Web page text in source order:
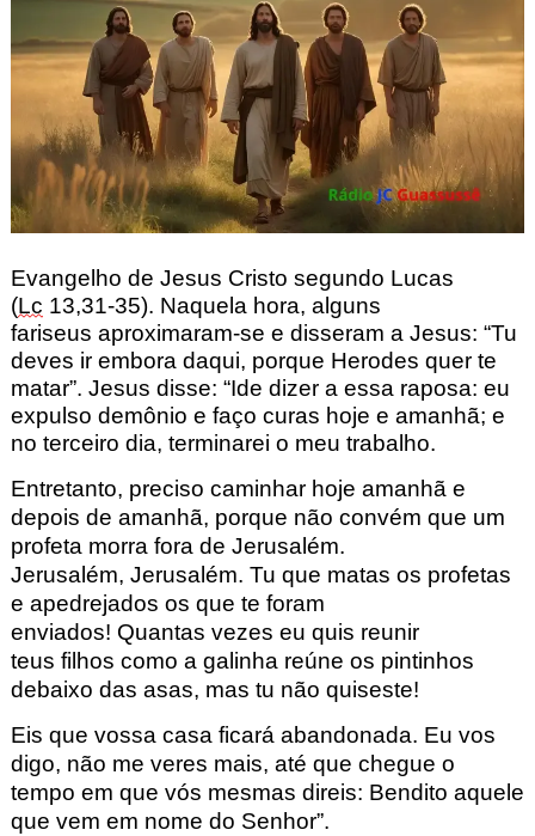
Evangelho de Jesus Cristo segundo Lucas
(Lc 13,31-35). Naquela hora, alguns
fariseus aproximaram-se e disseram a Jesus: “Tu
deves ir embora daqui, porque Herodes quer te
matar”. Jesus disse: “Ide dizer a essa raposa: eu
expulso demônio e faço curas hoje e amanhã; e
no terceiro dia, terminarei o meu trabalho.
Entretanto, preciso caminhar hoje amanhã e
depois de amanhã, porque não convém que um
profeta morra fora de Jerusalém.
Jerusalém, Jerusalém. Tu que matas os profetas
e apedrejados os que te foram
enviados! Quantas vezes eu quis reunir
teus filhos como a galinha reúne os pintinhos
debaixo das asas, mas tu não quiseste!
Eis que vossa casa ficará abandonada. Eu vos
digo, não me veres mais, até que chegue o
tempo em que vós mesmas direis: Bendito aquele
que vem em nome do Senhor”.